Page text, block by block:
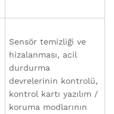
Sensör temizliği ve
hizalanması, acil
durdurma
devrelerinin kontrolü,
kontrol kartı yazılım /
koruma modlarının